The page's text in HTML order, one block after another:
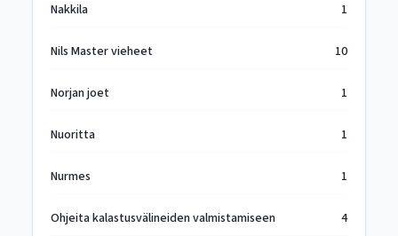
Nakkila 1
Nils Master vieheet 10
Norjan joet 1
Nuoritta 1
Nurmes 1
Ohjeita kalastusvälineiden valmistamiseen 4